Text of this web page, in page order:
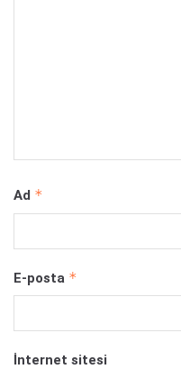
Ad *
E-posta *
İnternet sitesi